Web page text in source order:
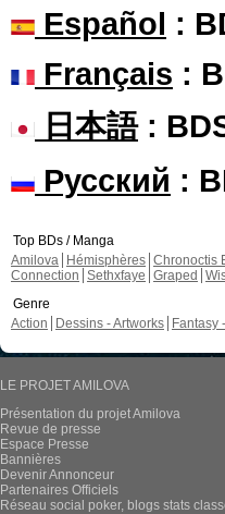
Español :
Français :
日本語:
Русский :
Top BDs / Manga
Amilova
Hémisphères Chronoctis
Connection Sethxfaye Graped
Genre
Action
Dessins - Artworks Fantasy
LE PROJET AMILOVA
Présentation du projet Amilova
Revue de presse
Espace Presse
Bannières
Devenir Annonceur
Partenaires Officiels
Réseau social poker, blogs stats